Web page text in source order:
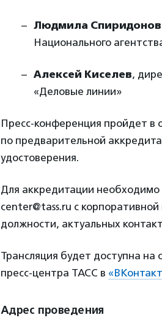
Людмила
Национального
Алексей Киселев,
«Деловые линии»
Пресс-конференция пройдет
по предварительной
удостоверения.
Для аккредитации необходимо
center@tass.ru с
должности, актуальных
Трансляция будет доступна на
пресс-центра ТАСС в
Адрес проведения